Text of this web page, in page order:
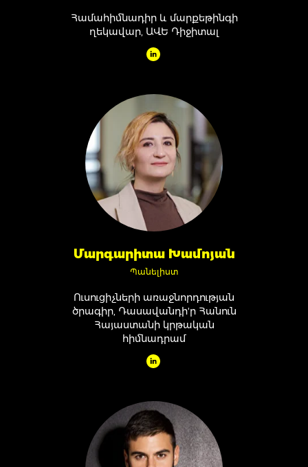
Համահիմնադիր և մարքեթինգի
ղեկավար, ԱՎԵ Դիջիտալ
Մարգարիտա Խամոյան
Պանելիստ
Ուսուցիչների առաջնորդության
ծրագիր, Դասավանդի'ր Հանուն
Հայաստանի կրթական
հիմնադրամ